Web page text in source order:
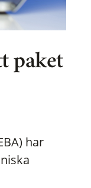
paket
har